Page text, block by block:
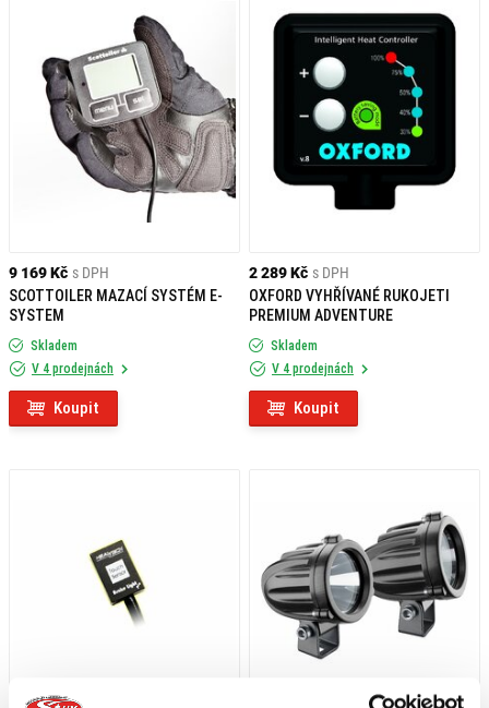
9 169 Kč s DPH
SCOTTOILER MAZACÍ SYSTÉM E-
SYSTEM
Skladem
V 4 prodejnách
Koupit
2 289 Kč s DPH
OXFORD VYHŘÍVANÉ RUKOJETI
PREMIUM ADVENTURE
Skladem
V 4 prodejnách
Koupit